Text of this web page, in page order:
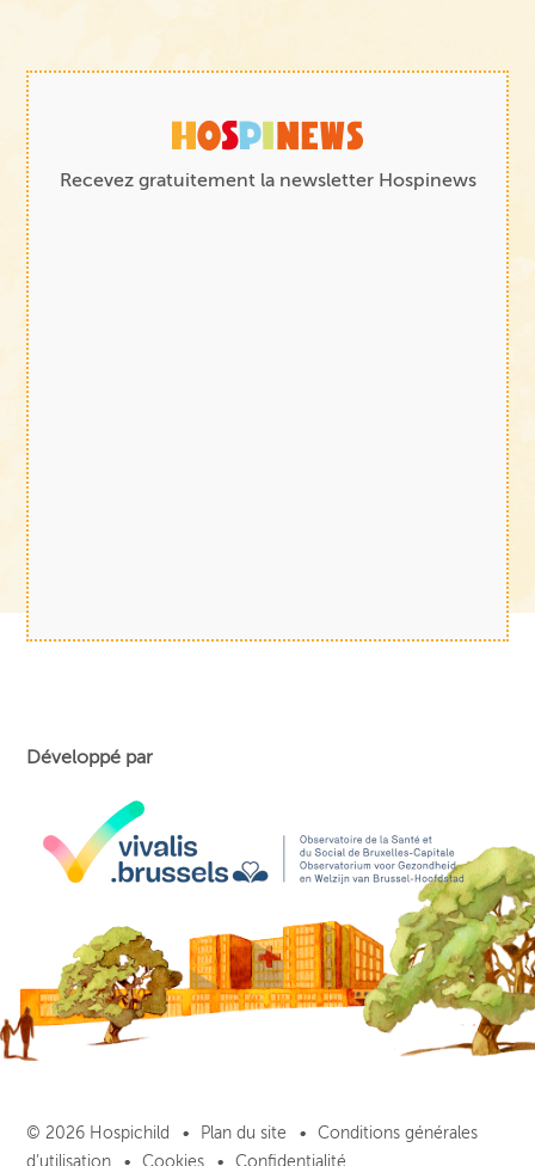
Recevez gratuitement la newsletter Hospinews
Développé par
© 2026 Hospichild Plan du site
Conditions générales
d’utilisation
Cookies Confidentialité